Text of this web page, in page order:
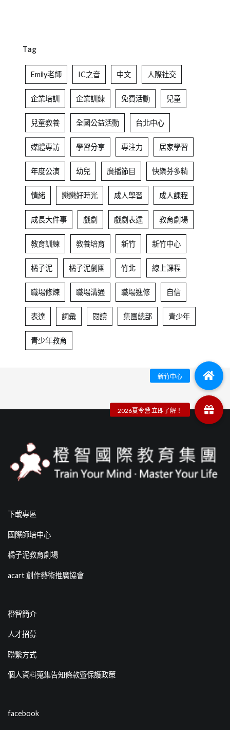
Tag
Emily老師 IC之音 中文 人際社交
企業培訓 企業訓練 免費活動 兒童
兒童教養 全國公益活動 台北中心
媒體專訪 學習分享 專注力 居家學習
年度公演 幼兒 廣播節目 快樂芬多精
情緒 戀戀好時光 成人學習 成人課程
成長大件事 戲劇 戲劇表達 教育劇場
教育訓練 教養培育 新竹 新竹中心
橘子泥 橘子泥劇團 竹北 線上課程
職場修煉 職場溝通 職場進修 自信
表達 詞彙 閱讀 集團總部 青少年
青少年教育
下載專區
國際師培中心
橘子泥教育劇場
acart 創作藝術推廣協會
橙智簡介
人才招募
聯繫方式
個人資料蒐集告知條款暨保護政策
facebook